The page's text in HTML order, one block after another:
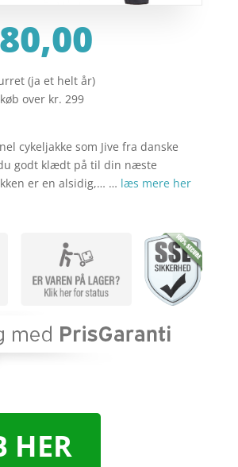
(ja et helt år)
over kr. 299
cykeljakke som Jive fra danske
godt klædt på til din næste
er en alsidig,… … læs mere her
HER